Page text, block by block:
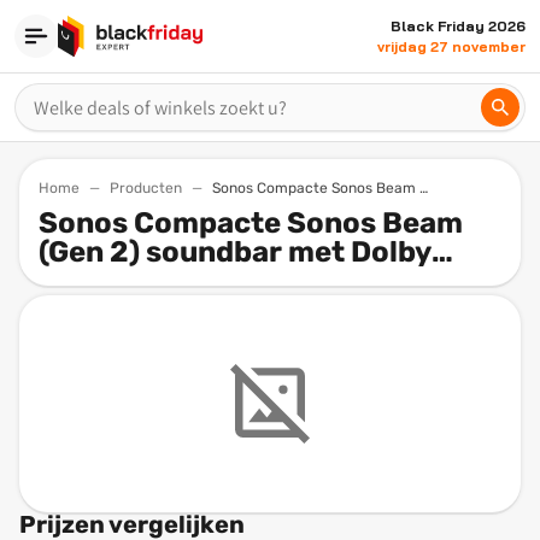
Black Friday 2026
vrijdag 27 november
Home Producten Sonos Compacte Sonos Beam Gen 2 Soundbar Met Dolby Atmos En Spraakbediening Wit
Sonos Compacte Sonos Beam
(Gen 2) soundbar met Dolby
Atmos en spraakbediening, wit
Prijzen vergelijken